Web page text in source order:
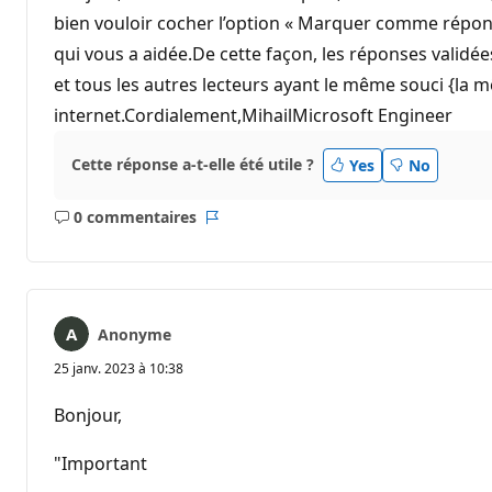
bien vouloir cocher l’option « Marquer comme
qui vous a aidée.De cette façon, les réponses
et tous les autres lecteurs ayant le même souci {la
internet.Cordialement,MihailMicrosoft Engineer
Cette réponse a-t-elle été utile ? Yes No
0 commentaires
Aucun
Anonyme
25 janv. 2023 à 10:38
Bonjour,
"Important